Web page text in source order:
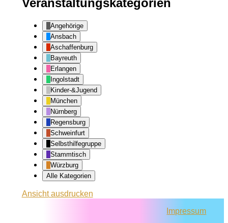
Angehörige
Ansbach
Aschaffenburg
Bayreuth
Erlangen
Ingolstadt
Kinder-&Jugend
München
Nürnberg
Regensburg
Schweinfurt
Selbsthilfegruppe
Stammtisch
Würzburg
Alle Kategorien
Ansichtausdrucken
Impressum